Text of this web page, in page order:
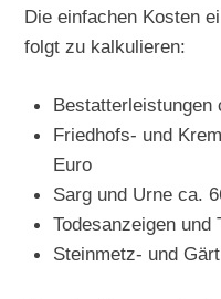
Die einfachen Kosten
folgt zu kalkulieren:
Bestatterleistungen
Friedhofs- und
Euro
Sarg und Urne ca.
Todesanzeigen und
Steinmetz- und